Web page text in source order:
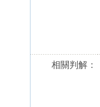
相關判解：